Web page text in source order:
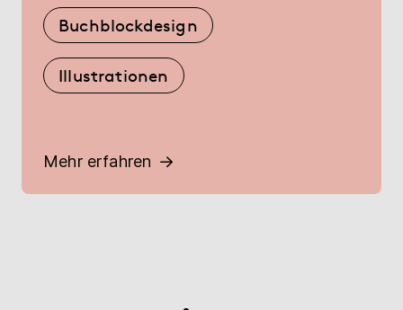
Buchblockdesign
Illustrationen
Mehr erfahren